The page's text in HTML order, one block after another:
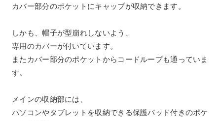
カバー部分のポケットにキャップが収納できます。
しかも、帽子が型崩れしないよう、
専用のカバーが付いています。
またカバー部分のポケットからコードループも通っていま
す。
メインの収納部には、
パソコンやタブレットを収納できる保護パッド付きのポケ